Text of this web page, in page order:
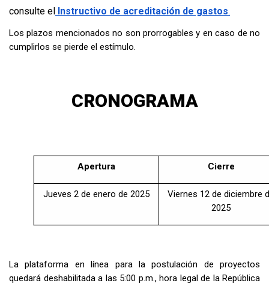
consulte el
Instructivo de acreditación de gastos.
Los plazos mencionados no son prorrogables y en caso de no
cumplirlos se pierde el estímulo.
CRONOGRAMA
Apertura Cierre
Jueves 2 de enero de 2025
Viernes 12 de diciembre
2025
La plataforma en línea para la postulación de proyectos
quedará deshabilitada a las 5:00 p.m., hora legal de la República